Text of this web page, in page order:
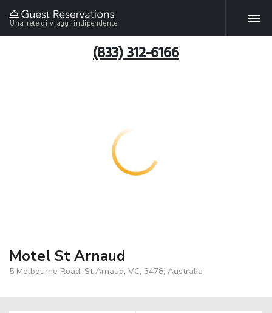
Una rete di viaggi indipendente
(833) 312-6166
Motel St Arnaud
5 Melbourne Road, St Arnaud, VC, 3478, Australia